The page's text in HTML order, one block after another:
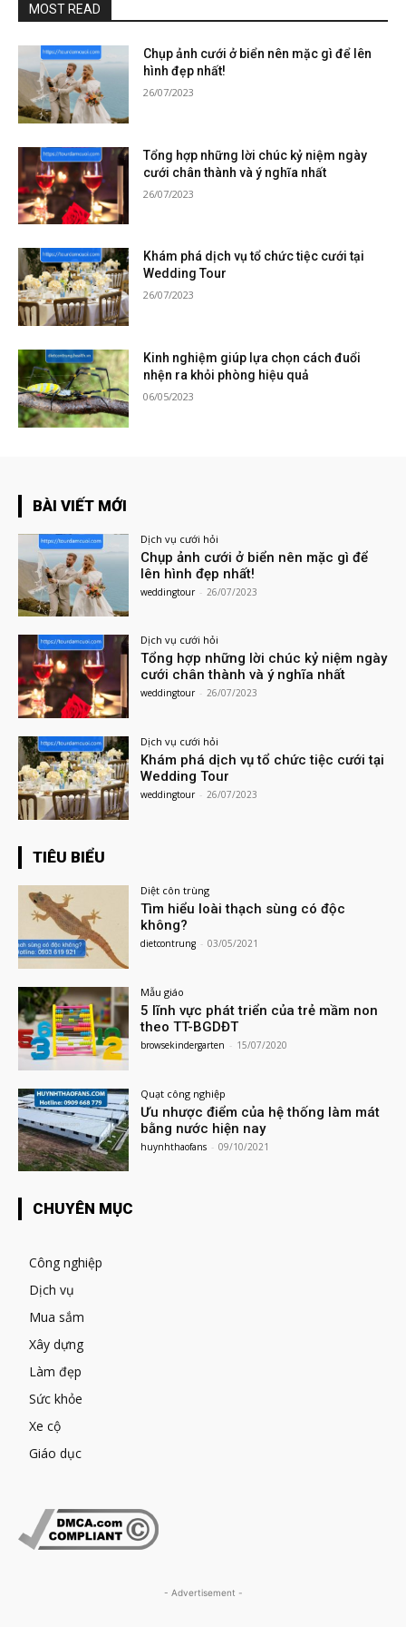
MOST READ
Chụp ảnh cưới ở biển nên mặc gì để lên
hình đẹp nhất!
26/07/2023
Tổng hợp những lời chúc kỷ niệm ngày
cưới chân thành và ý nghĩa nhất
26/07/2023
Khám phá dịch vụ tổ chức tiệc cưới tại
Wedding Tour
26/07/2023
Kinh nghiệm giúp lựa chọn cách đuổi
nhện ra khỏi phòng hiệu quả
06/05/2023
BÀI VIẾT MỚI
Dịch vụ cưới hỏi
Chụp ảnh cưới ở biển nên mặc gì để
lên hình đẹp nhất!
weddingtour - 26/07/2023
Dịch vụ cưới hỏi
Tổng hợp những lời chúc kỷ niệm ngày
cưới chân thành và ý nghĩa nhất
weddingtour - 26/07/2023
Dịch vụ cưới hỏi
Khám phá dịch vụ tổ chức tiệc cưới tại
Wedding Tour
weddingtour - 26/07/2023
TIÊU BIỂU
Diệt côn trùng
Tìm hiểu loài thạch sùng có độc
không?
dietcontrung - 03/05/2021
Mẫu giáo
5 lĩnh vực phát triển của trẻ mầm non
theo TT-BGDĐT
browsekindergarten - 15/07/2020
Quạt công nghiệp
Ưu nhược điểm của hệ thống làm mát
bằng nước hiện nay
huynhthaofans - 09/10/2021
CHUYÊN MỤC
Công nghiệp
Dịch vụ
Mua sắm
Xây dựng
Làm đẹp
Sức khỏe
Xe cộ
Giáo dục
- Advertisement -